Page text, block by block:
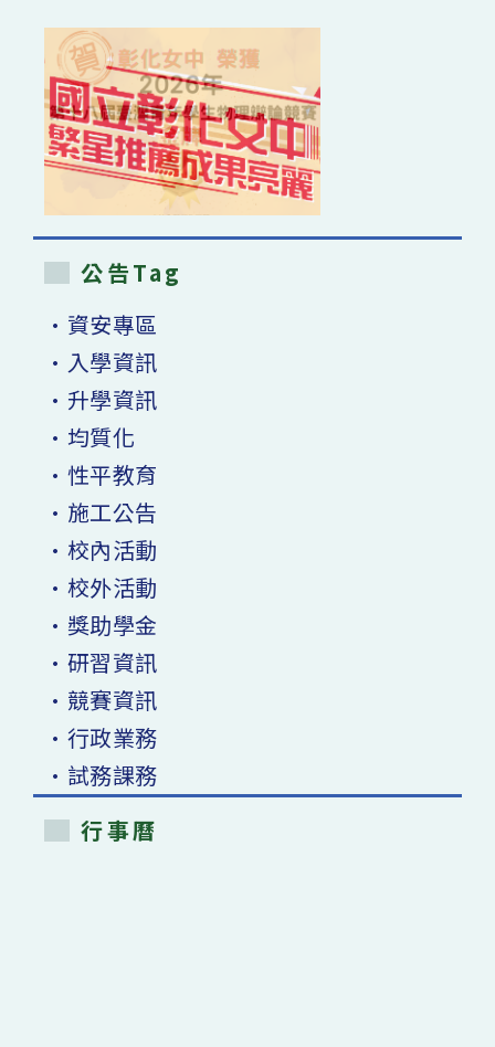
公告Tag
•資安專區
•入學資訊
•升學資訊
•均質化
•性平教育
•施工公告
•校內活動
•校外活動
•獎助學金
•研習資訊
•競賽資訊
•行政業務
•試務課務
行事曆